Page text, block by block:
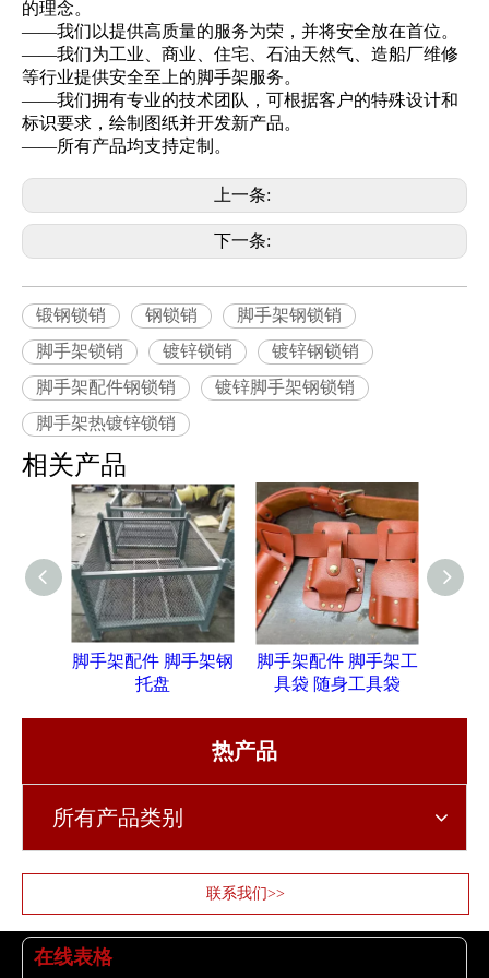
的理念。
——我们以提供高质量的服务为荣，并将安全放在首位。
——我们为工业、商业、住宅、石油天然气、造船厂维修
等行业提供安全至上的脚手架服务。
——我们拥有专业的技术团队，可根据客户的特殊设计和
标识要求，绘制图纸并开发新产品。
——所有产品均支持定制。
上一条:
下一条:
锻钢锁销 钢锁销
脚手架钢锁销
脚手架锁销
镀锌锁销
镀锌钢锁销
脚手架配件钢锁销
镀锌脚手架钢锁销
脚手架热镀锌锁销
相关产品
脚手架配件 脚手架钢
托盘
脚手架配件 脚手架工
具袋 随身工具袋
热产品
所有产品类别
联系我们>>
在线表格